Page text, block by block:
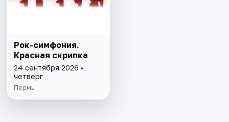
Рок-симфония.
Красная скрипка
24 сентября 2026 •
четверг
Пермь